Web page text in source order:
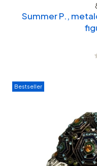
Summer P.,
Bestseller